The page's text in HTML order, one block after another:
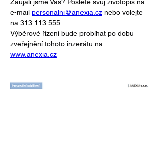
e-mail personalni@anexia.cz nebo volejte
na 313 113 555.
Výběrové řízení bude probíhat po dobu
zveřejnění tohoto inzerátu na
www.anexia.cz